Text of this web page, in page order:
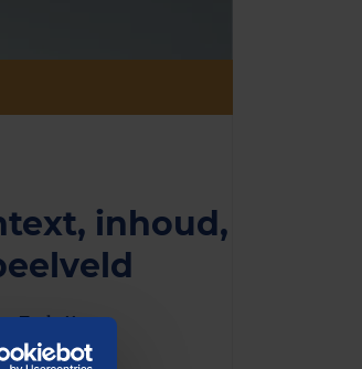
inhoud,
€ 50